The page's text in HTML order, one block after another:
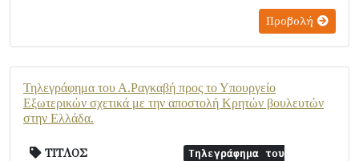
Προβολή
Τηλεγράφημα του Α.Ραγκαβή προς το Υπουργείο
Εξωτερικών σχετικά με την αποστολή Κρητών βουλευτών
στην Ελλάδα.
ΤΙΤΛΟΣ
Τηλεγράφημα του